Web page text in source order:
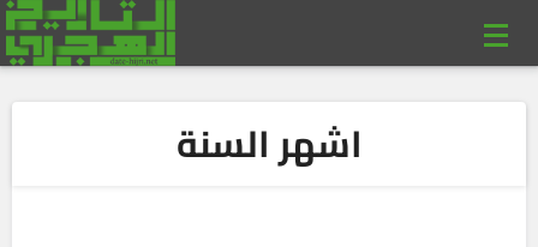
اشهر السنة